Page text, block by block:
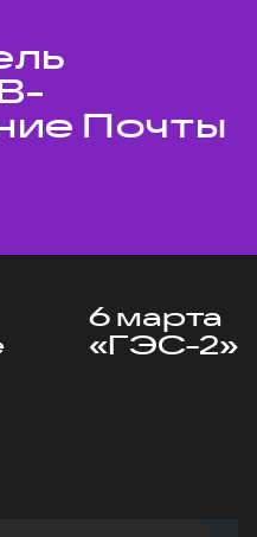
Почты
6 марта
«ГЭС-2»